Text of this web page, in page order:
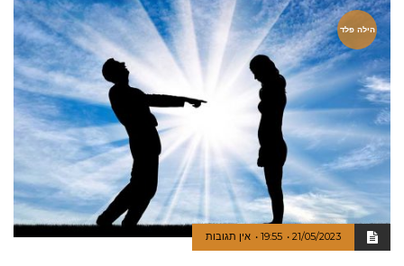
הילה פלד
21/05/2023
19:55 אין תגובות